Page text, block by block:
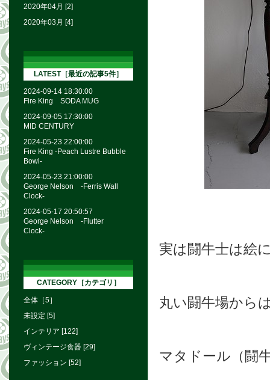
実は闘牛士は絵
丸い闘牛場から
マタドール（闘
2020年04月 [2]
2020年03月 [4]
LATEST［最近の記事5件］
2024-09-14 18:30:00
Fire King SODA MUG
2024-09-05 17:30:00
MID CENTURY
2024-05-23 22:00:00
Fire King -Peach Lustre Bubble
Bowl-
2024-05-23 21:00:00
George Nelson -Ferris Wall
Clock-
2024-05-17 20:50:57
George Nelson -Flutter
Clock-
CATEGORY［カテゴリ］
全体［5］
未設定 [5]
インテリア [122]
ヴィンテージ食器 [29]
ファッション [52]